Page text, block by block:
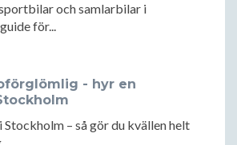
och samlarbilar i
för...
- hyr en
Stockholm – så gör du kvällen helt